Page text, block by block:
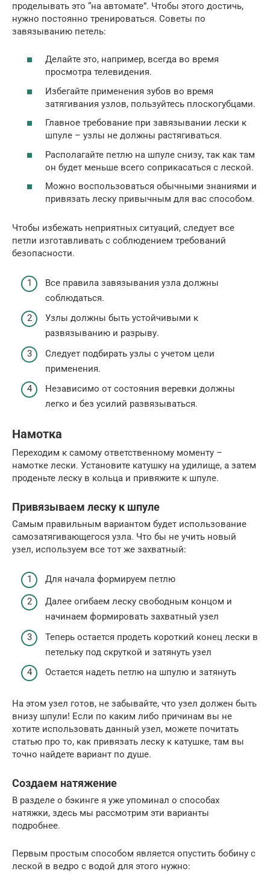
проделывать это “на автомате”. Чтобы этого достичь,
нужно постоянно тренироваться. Советы по
завязыванию петель:
Делайте это, например, всегда во время
просмотра телевидения.
Избегайте применения зубов во время
затягивания узлов, пользуйтесь плоскогубцами.
Главное требование при завязывании лески к
шпуле – узлы не должны растягиваться.
Располагайте петлю на шпуле снизу, так как там
он будет меньше всего соприкасаться с леской.
Можно воспользоваться обычными знаниями и
привязать леску привычным для вас способом.
Чтобы избежать неприятных ситуаций, следует все
петли изготавливать с соблюдением требований
безопасности.
Все правила завязывания узла должны
соблюдаться.
Узлы должны быть устойчивыми к
развязыванию и разрыву.
Следует подбирать узлы с учетом цели
применения.
Независимо от состояния веревки должны
легко и без усилий развязываться.
Намотка
Переходим к самому ответственному моменту –
намотке лески. Установите катушку на удилище, а затем
проденьте леску в кольца и привяжите к шпуле.
Привязываем леску к шпуле
Самым правильным вариантом будет использование
самозатягивающегося узла. Что бы не учить новый
узел, используем все тот же захватный:
Для начала формируем петлю
Далее огибаем леску свободным концом и
начинаем формировать захватный узел
Теперь остается продеть короткий конец лески в
петельку под скруткой и затянуть узел
Остается надеть петлю на шпулю и затянуть
На этом узел готов, не забывайте, что узел должен быть
внизу шпули! Если по каким либо причинам вы не
хотите использовать данный узел, можете почитать
статью про то, как привязать леску к катушке, там вы
точно найдете вариант по душе.
Создаем натяжение
В разделе о бэкинге я уже упоминал о способах
натяжки, здесь мы рассмотрим эти варианты
подробнее.
Первым простым способом является опустить бобину с
леской в ведро с водой для этого нужно: